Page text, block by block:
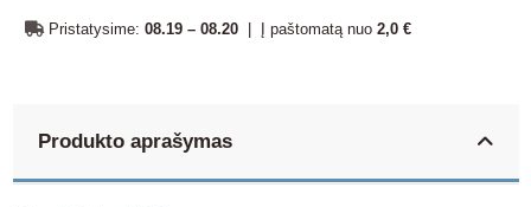
Pristatysime: 08.19 – 08.20 | Į paštomatą nuo 2,0 €
Produkto aprašymas